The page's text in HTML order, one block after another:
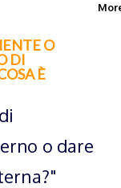
O
DI
È
o dare